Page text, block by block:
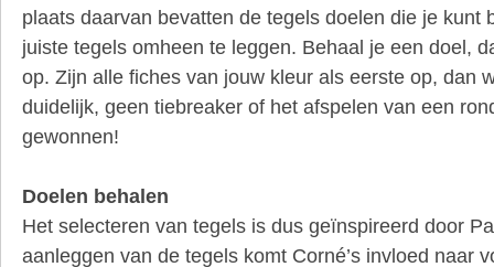
plaats daarvan bevatten de tegels doelen die je kunt
juiste tegels omheen te leggen. Behaal je een doel,
op. Zijn alle fiches van jouw kleur als eerste op, dan
duidelijk, geen tiebreaker of het afspelen van een
gewonnen!
Doelen behalen
Het selecteren van tegels is dus geïnspireerd door
aanleggen van de tegels komt Corné’s invloed naar